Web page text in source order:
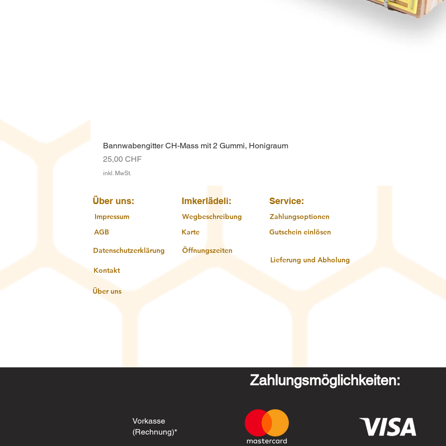
Bannwabengitter CH-Mass mit 2 Gummi, Honigraum
Preis
25,00 CHF
inkl. MwSt.
Über uns:
Impressum
AGB
Datenschutzerklärung
Imkerlädeli:
Wegbeschreibung
Karte
Öffnungszeiten
Kontakt
Service:
Zahlungsoptionen
Gutschein einlösen
Lieferung und Abholung
Über uns
Zahlungsmöglichkeiten:
Vorkasse
(Rechnung)*